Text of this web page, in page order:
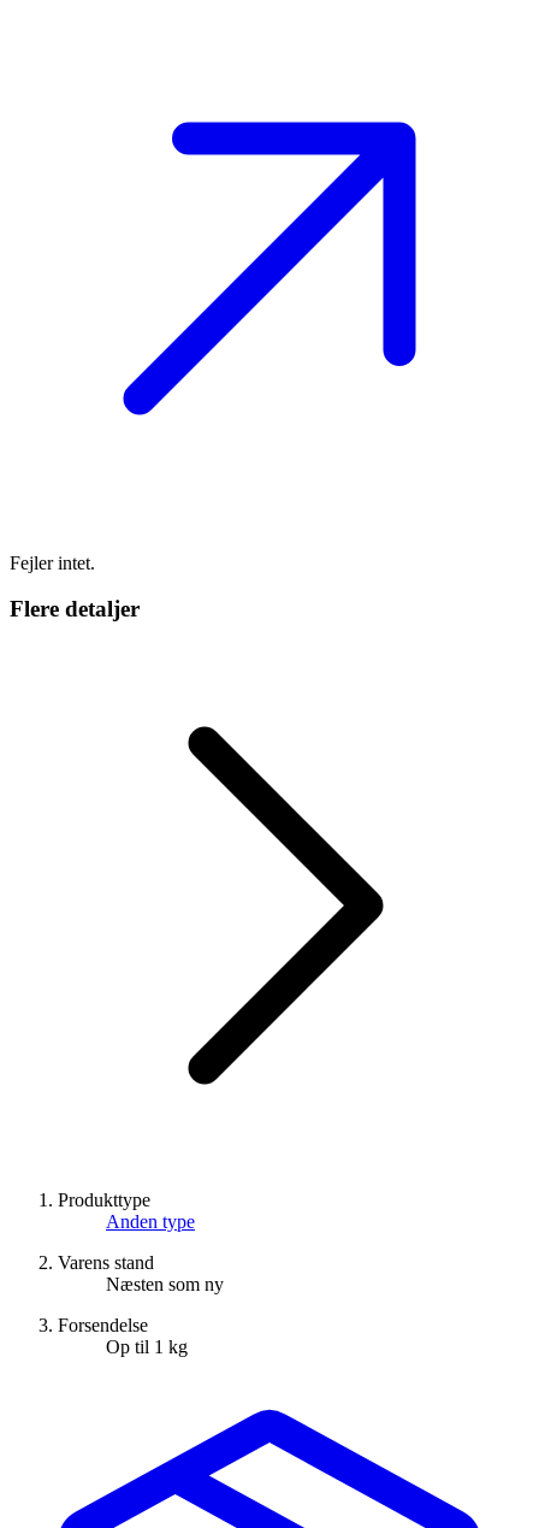
Fejler intet.
Flere detaljer
Produkttype
Anden type
Varens stand
Næsten som ny
Forsendelse
Op til 1 kg